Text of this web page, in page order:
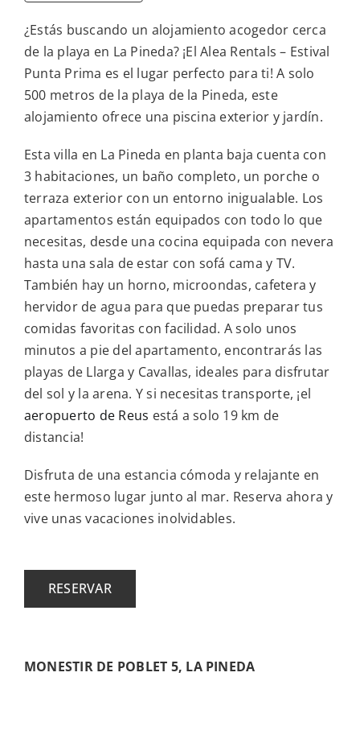
¿Estás buscando un alojamiento acogedor cerca
de la playa en La Pineda? ¡El Alea Rentals – Estival
Punta Prima es el lugar perfecto para ti! A solo
500 metros de la playa de la Pineda, este
alojamiento ofrece una piscina exterior y jardín.
Esta villa en La Pineda en planta baja cuenta con
3 habitaciones, un baño completo, un porche o
terraza exterior con un entorno inigualable. Los
apartamentos están equipados con todo lo que
necesitas, desde una cocina equipada con nevera
hasta una sala de estar con sofá cama y TV.
También hay un horno, microondas, cafetera y
hervidor de agua para que puedas preparar tus
comidas favoritas con facilidad. A solo unos
minutos a pie del apartamento, encontrarás las
playas de Llarga y Cavallas, ideales para disfrutar
del sol y la arena. Y si necesitas transporte, ¡el
aeropuerto de Reus está a solo 19 km de
distancia!
Disfruta de una estancia cómoda y relajante en
este hermoso lugar junto al mar. Reserva ahora y
vive unas vacaciones inolvidables.
RESERVAR
MONESTIR DE POBLET 5, LA PINEDA